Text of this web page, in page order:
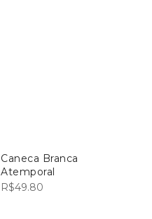
Caneca Branca
Atemporal
R$49.80